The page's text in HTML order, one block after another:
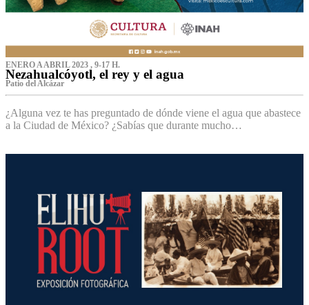
ENERO A ABRIL 2023 , 9-17 H.
Nezahualcóyotl, el rey y el agua
Patio del Alcázar
¿Alguna vez te has preguntado de dónde viene el agua que abastece
a la Ciudad de México? ¿Sabías que durante mucho…